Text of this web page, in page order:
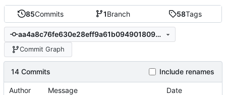
85Commits 1Branch 58Tags
aa4a8c76fe630e28eff9a61b0949018099c8c5de
Commit Graph
14 Commits Include renames
Author Message Date